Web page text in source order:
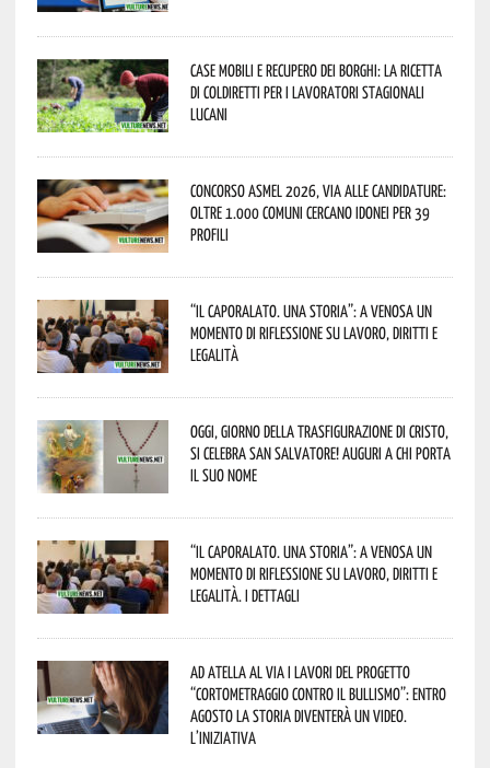
Case mobili e recupero dei borghi: la ricetta
di Coldiretti per i lavoratori stagionali
lucani
Concorso Asmel 2026, via alle candidature:
oltre 1.000 Comuni cercano idonei per 39
profili
“Il caporalato. Una storia”: a Venosa un
momento di riflessione su lavoro, diritti e
legalità
Oggi, giorno della Trasfigurazione di Cristo,
si celebra San Salvatore! Auguri a chi porta
il suo nome
“Il caporalato. Una storia”: a Venosa un
momento di riflessione su lavoro, diritti e
legalità. I dettagli
Ad Atella al via i lavori del progetto
“Cortometraggio contro il bullismo”: entro
agosto la storia diventerà un video.
L’iniziativa